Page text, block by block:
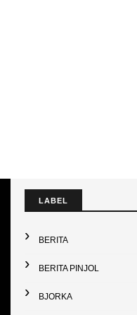
LABEL
BERITA
BERITA PINJOL
BJORKA